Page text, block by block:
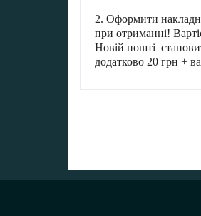
2. Оформити
при отриманні!
Новій пошті
додатково 20 грн +